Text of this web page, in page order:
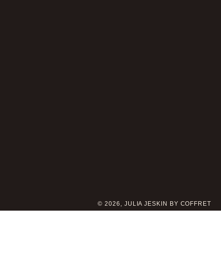
© 2026, JULIA JESKIN BY COFFRET